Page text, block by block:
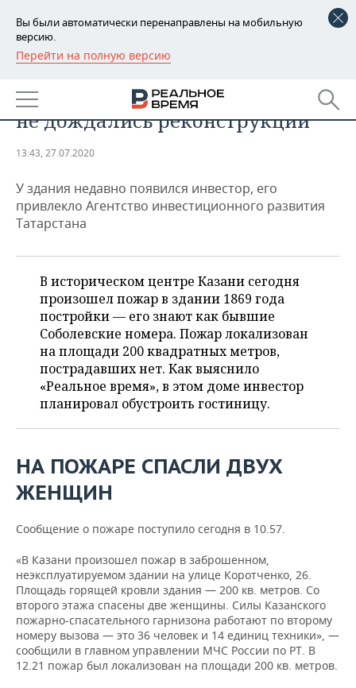
Вы были автоматически перенаправлены на мобильную
версию.
Перейти на полную версию
РЕГИОНЫ
БАШКОРТОСТАН
ТАТАРСТАН
НОВОСТИ
АНАЛИТИКА
ДЕКЛАРАЦИИ О ДОХОДАХ
ВУЗЫ ТАТАРСТАНА
КОМУ ПРИНАДЛЕЖАТ
ТОРГОВЫЕ ЦЕНТРЫ
ТАТАРСТАНА
НОВОСТИ ЭКОНОМИКИ
БАНКИ
БЮДЖЕТ
ИНВЕСТИЦИИ
ПРОМЫШЛЕННОСТЬ
АГРОПРОМ
МАШИНОСТРОЕНИЕ
НЕФТЕХИМИЯ
НЕФТЬ
ОПК
ЭНЕРГЕТИКА
НОВОСТИ НЕДВИЖИМОСТИ
АВТО
НОВОСТИ АВТО
БИЗНЕС
НОВОСТИ БИЗНЕСА
РОЗНИЧНАЯ ТОРГОВЛЯ
УСЛУГИ
ТЕХНОЛОГИИ
НОВОСТИ ТЕХНОЛОГИЙ
МЕДИА
ТЕЛЕКОММУНИКАЦИИ
МЕРОПРИЯТИЯ
ВЫЕЗДНАЯ РЕДАКЦИЯ
БИЗНЕС-БРАНЧИ
ONLINE-КОНФЕРЕНЦИИ
ОТКРЫТАЯ ЛЕКЦИЯ
НОВОСТИ СПОРТА
ФУТБОЛ
ХОККЕЙ
БАСКЕТБОЛ
ВОЛЕЙБОЛ
КИБЕРСПОРТ
ОБЩЕСТВО
НОВОСТИ ОБЩЕСТВА
ВЛАСТЬ
ИНФРАСТРУКТУРА
ИСТОРИЯ
КУЛЬТУРА
ФОТОГАЛЕРЕЯ
СЮЖЕТЫ
СПРАВОЧНИК
СПИСОК ПЕРСОН
СПИСОК КОМПАНИЙ
ПОЛНАЯ ВЕРСИЯ
«Соболевские номера» в Казани
не дождались реконструкции
13:43, 27.07.2020
У здания недавно появился инвестор, его
привлекло Агентство инвестиционного развития
Татарстана
В историческом центре Казани сегодня
произошел пожар в здании 1869 года
постройки — его знают как бывшие
Соболевские номера. Пожар локализован
на площади 200 квадратных метров,
пострадавших нет. Как выяснило
«Реальное время», в этом доме инвестор
планировал обустроить гостиницу.
НА ПОЖАРЕ СПАСЛИ ДВУХ
ЖЕНЩИН
Сообщение о пожаре поступило сегодня в 10.57.
«В Казани произошел пожар в заброшенном,
неэксплуатируемом здании на улице Коротченко, 26.
Площадь горящей кровли здания — 200 кв. метров. Со
второго этажа спасены две женщины. Силы Казанского
пожарно-спасательного гарнизона работают по второму
номеру вызова — это 36 человек и 14 единиц техники», —
сообщили в главном управлении МЧС России по РТ. В
12.21 пожар был локализован на площади 200 кв. метров.